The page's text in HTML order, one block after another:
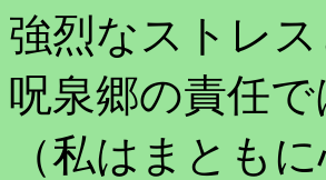
強烈なストレ
呪泉郷の責任
（私はまとも